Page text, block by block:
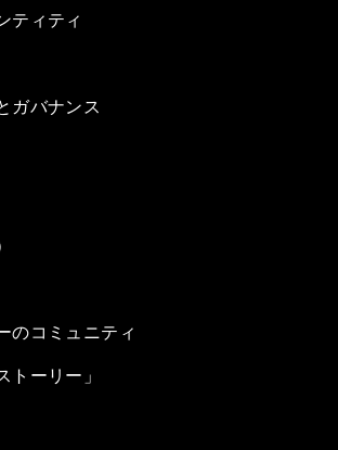
ティティ
ガバナンス
のコミュニティ
トーリー」